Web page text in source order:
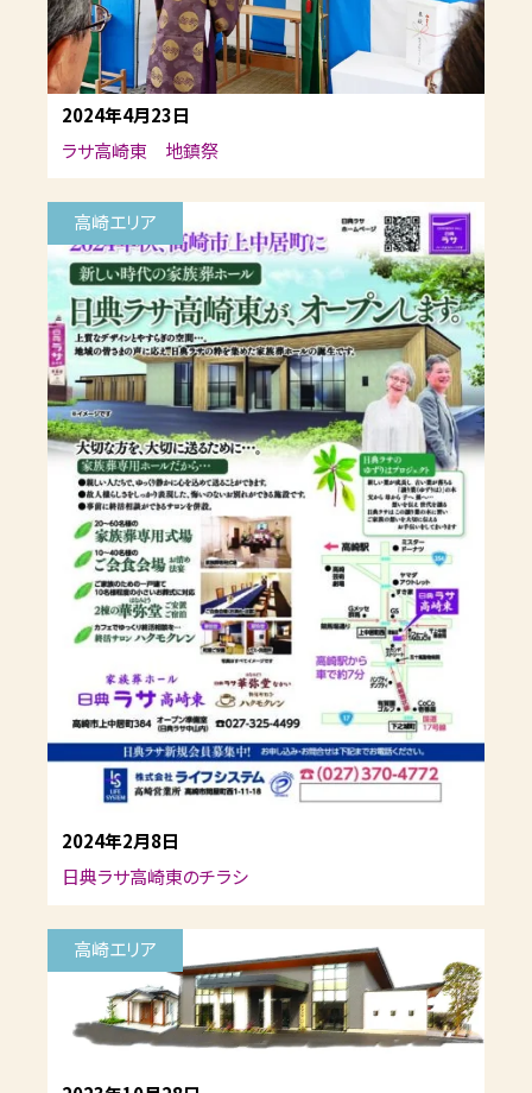
2024年4月23日
ラサ高崎東 地鎮祭
2024年2月8日
日典ラサ高崎東のチラシ
高崎エリア
高崎エリア